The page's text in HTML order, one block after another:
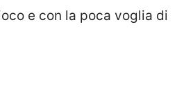
e con la poca voglia di